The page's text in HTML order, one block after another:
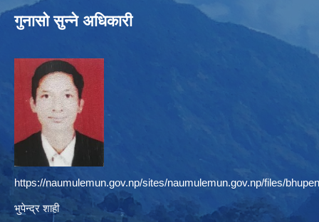
गुनासो सुन्ने अधिकारी
https://naumulemun.gov.np/sites/naumulemun.gov.np/files/
भुपेन्द्र शाही